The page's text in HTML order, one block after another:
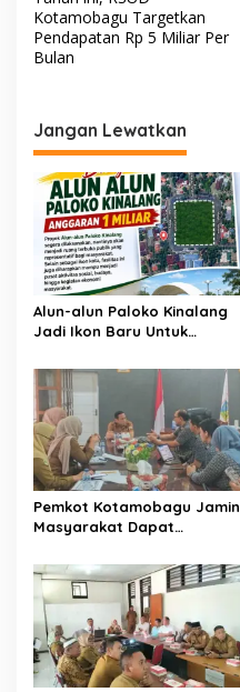
a
v
i
a
s
p
o
s
Kotamobagu Targetkan
Pendapatan Rp 5 Miliar Per
Bulan
Jangan Lewatkan
Alun-alun Paloko Kinalang
Jadi Ikon Baru Untuk
Kotamobagu
Pemkot Kotamobagu Jamin
Masyarakat Dapat